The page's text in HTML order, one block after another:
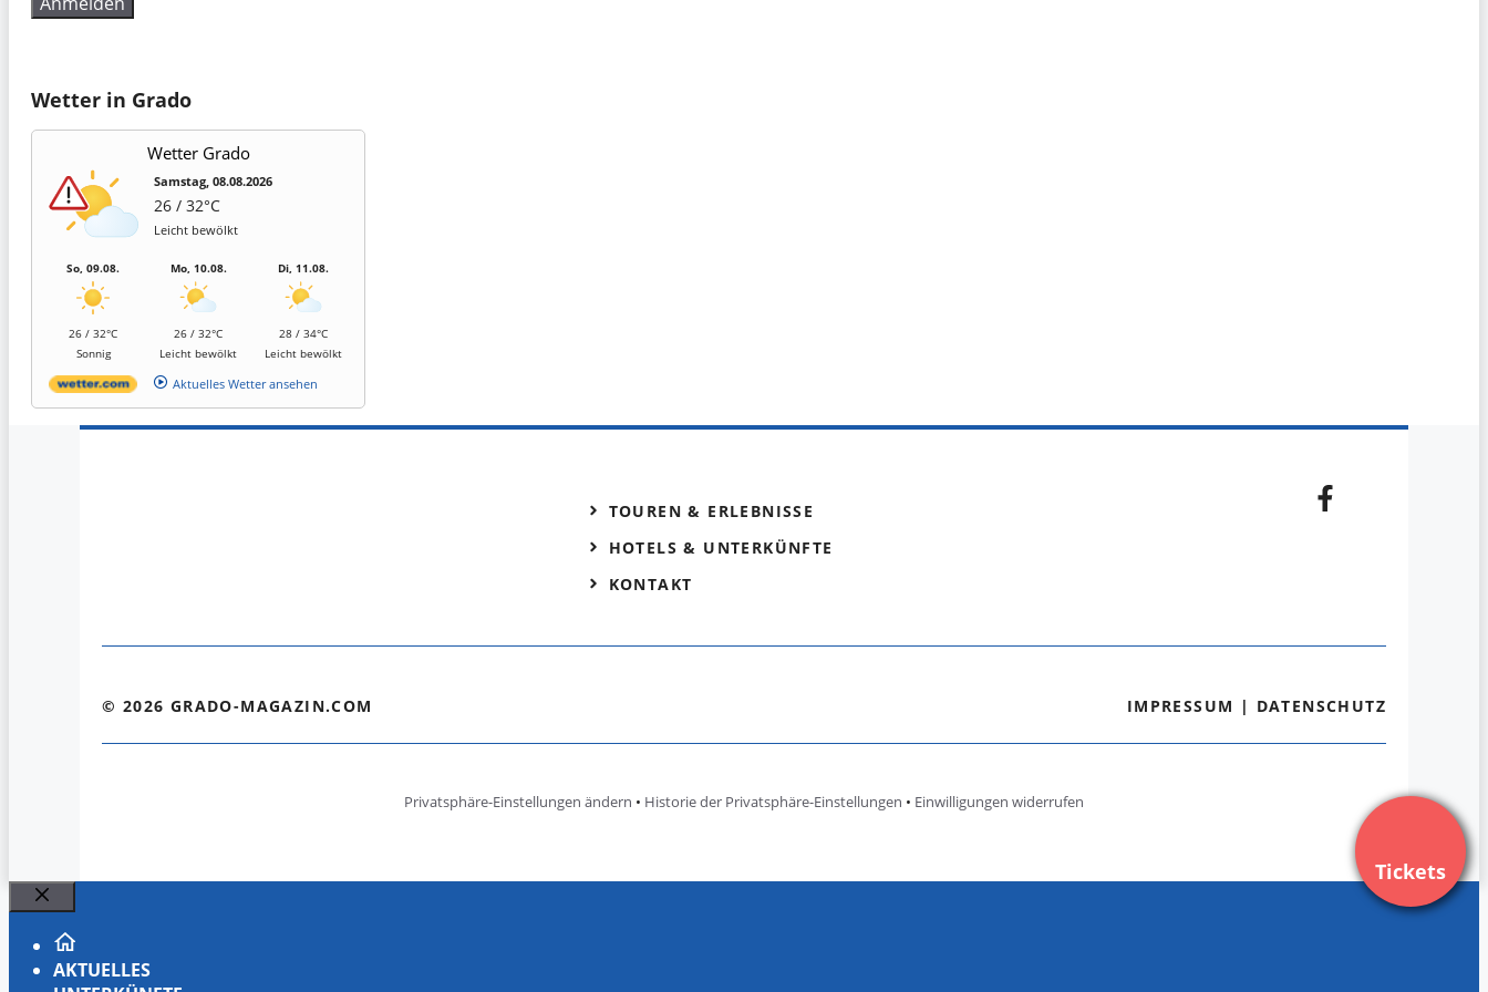
Wetter in Grado
Wetter Grado
Samstag, 08.08.2026
26 / 32°C
Leicht bewölkt
So, 09.08.
26 / 32°C
Sonnig
Mo, 10.08.
26 / 32°C
Leicht bewölkt
Di, 11.08.
28 / 34°C
Leicht bewölkt
Aktuelles Wetter ansehen
Tickets
TOUREN & ERLEBNISSE
HOTELS & UNTERKÜNFTE
KONTAKT
© 2026 GRADO-MAGAZIN.COM IMPRESSUM | DATENSCHUTZ
Privatsphäre-Einstellungen ändern • Historie der Privatsphäre-Einstellungen • Einwilligungen widerrufen
Schließen
AKTUELLES